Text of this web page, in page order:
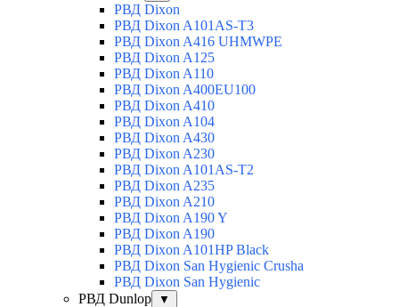
РВД Dixon
РВД Dixon A101AS-T3
РВД Dixon A416 UHMWPE
РВД Dixon A125
РВД Dixon A110
РВД Dixon A400EU100
РВД Dixon A410
РВД Dixon A104
РВД Dixon A430
РВД Dixon A230
РВД Dixon A101AS-T2
РВД Dixon A235
РВД Dixon A210
РВД Dixon A190 Y
РВД Dixon A190
РВД Dixon A101HP Black
РВД Dixon San Hygienic Crusha
РВД Dixon San Hygienic
РВД Dunlop
▼